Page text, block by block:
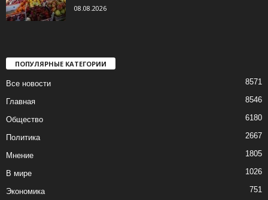
08.08.2026
ПОПУЛЯРНЫЕ КАТЕГОРИИ
Все новости 8571
Главная 8546
Общество 6180
Политика 2667
Мнение 1805
В мире 1026
Экономика 751